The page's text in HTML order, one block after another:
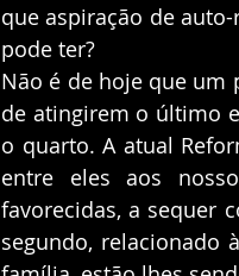
que aspiração de
pode ter?
Não é de hoje que um
de atingirem o último
o quarto. A atual
entre eles aos
favorecidas, a sequer
segundo, relacionado